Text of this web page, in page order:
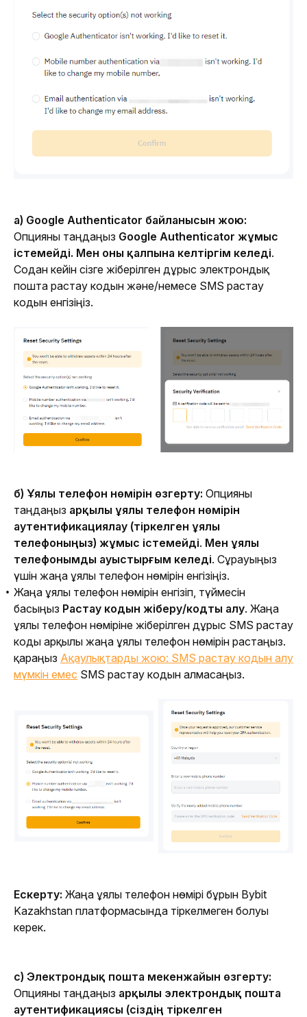
Опцияны таңдаңыз Google Authenticator жұмыс
істемейді. Мен оны қалпына келтіргім келеді.
Содан кейін сізге жіберілген дұрыс электрондық
пошта растау кодын және/немесе SMS растау
кодын енгізіңіз.
б) Ұялы телефон нөмірін өзгерту: Опцияны
таңдаңыз арқылы ұялы телефон нөмірін
аутентификациялау (тіркелген ұялы
телефоныңыз) жұмыс істемейді. Мен ұялы
телефонымды ауыстырғым келеді. Сұрауыңыз
үшін жаңа ұялы телефон нөмірін енгізіңіз.
Жаңа ұялы телефон нөмірін енгізіп, түймесін
басыңыз Растау кодын жіберу/кодты алу. Жаңа
ұялы телефон нөміріне жіберілген дұрыс SMS растау
коды арқылы жаңа ұялы телефон нөмірін растаңыз.
қараңыз Ақаулықтарды жою: SMS растау кодын алу
мүмкін емес SMS растау кодын алмасаңыз.
Ескерту: Жаңа ұялы телефон нөмірі бұрын Bybit
Kazakhstan платформасында тіркелмеген болуы
керек.
c) Электрондық пошта мекенжайын өзгерту:
Опцияны таңдаңыз арқылы электрондық пошта
аутентификациясы (сіздің тіркелген